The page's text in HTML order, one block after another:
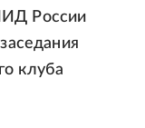
России
клуба